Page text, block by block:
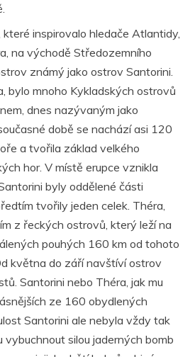
které inspirovalo hledače Atlantidy,
na východě Středozemního
známý jako ostrov Santorini.
bylo mnoho Kykladských ostrovů
dnes nazývaným jako
době se nachází asi 120
a tvořila základ velkého
hor. V místě erupce vznikla
byly oddělené části
tvořily jeden celek. Théra,
z řeckých ostrovů, který leží na
pouhých 160 km od tohoto
května do září navštíví ostrov
Santorini nebo Théra, jak mu
ze 160 obydlených
Santorini ale nebyla vždy tak
vybuchnout silou jaderných bomb